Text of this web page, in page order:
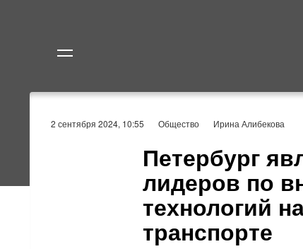
2 сентября 2024, 10:55 Общество Ирина Алибекова
Петербург
лидеров по
технологий
транспорте